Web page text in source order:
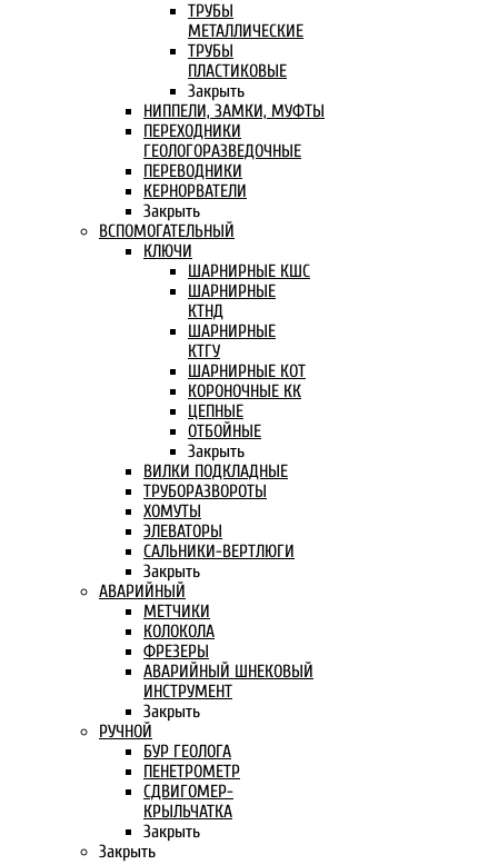
ТРУБЫ
МЕТАЛЛИЧЕСКИЕ
ТРУБЫ
ПЛАСТИКОВЫЕ
Закрыть
НИППЕЛИ, ЗАМКИ, МУФТЫ
ПЕРЕХОДНИКИ
ГЕОЛОГОРАЗВЕДОЧНЫЕ
ПЕРЕВОДНИКИ
КЕРНОРВАТЕЛИ
Закрыть
ВСПОМОГАТЕЛЬНЫЙ
КЛЮЧИ
ШАРНИРНЫЕ КШС
ШАРНИРНЫЕ
КТНД
ШАРНИРНЫЕ
КТГУ
ШАРНИРНЫЕ КОТ
КОРОНОЧНЫЕ КК
ЦЕПНЫЕ
ОТБОЙНЫЕ
Закрыть
ВИЛКИ ПОДКЛАДНЫЕ
ТРУБОРАЗВОРОТЫ
ХОМУТЫ
ЭЛЕВАТОРЫ
САЛЬНИКИ-ВЕРТЛЮГИ
Закрыть
АВАРИЙНЫЙ
МЕТЧИКИ
КОЛОКОЛА
ФРЕЗЕРЫ
АВАРИЙНЫЙ ШНЕКОВЫЙ
ИНСТРУМЕНТ
Закрыть
РУЧНОЙ
БУР ГЕОЛОГА
ПЕНЕТРОМЕТР
СДВИГОМЕР-
КРЫЛЬЧАТКА
Закрыть
Закрыть